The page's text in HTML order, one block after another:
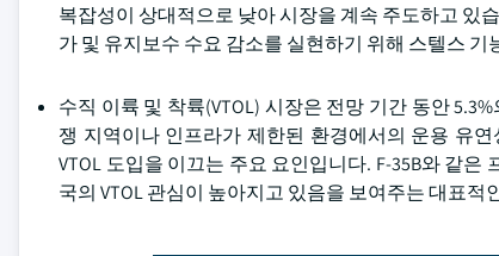
복잡성이 상대적으로 낮아 시장을 계속 주도하고 있
가 및 유지보수 수요 감소를 실현하기 위해 스텔스
수직 이륙 및 착륙(VTOL) 시장은 전망 기간 동안
쟁 지역이나 인프라가 제한된 환경에서의 운용 유
VTOL 도입을 이끄는 주요 요인입니다. F-35B와 같
국의 VTOL 관심이 높아지고 있음을 보여주는 대표적